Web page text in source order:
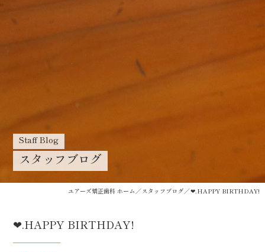
Staff Blog
スタッフブログ
ユアーズ矯正歯科 ホーム スタッフブログ ❤.HAPPY BIRTHDAY!
❤.HAPPY BIRTHDAY!